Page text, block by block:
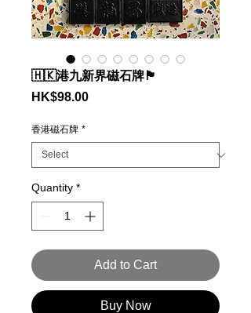
🇭🇰港九新界磁石牌🏴
HK$98.00Price
香港磁石牌 *
Quantity *
Add to Cart
Buy Now